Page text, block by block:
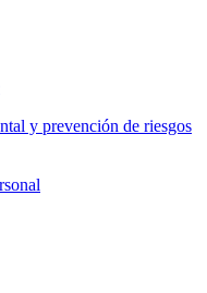
y prevención de riesgos